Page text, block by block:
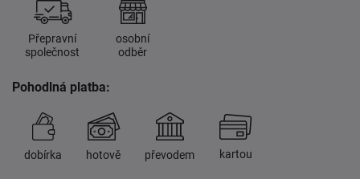
Přepravní
společnost
osobní
odběr
Pohodlná platba:
dobírka hotově převodem kartou